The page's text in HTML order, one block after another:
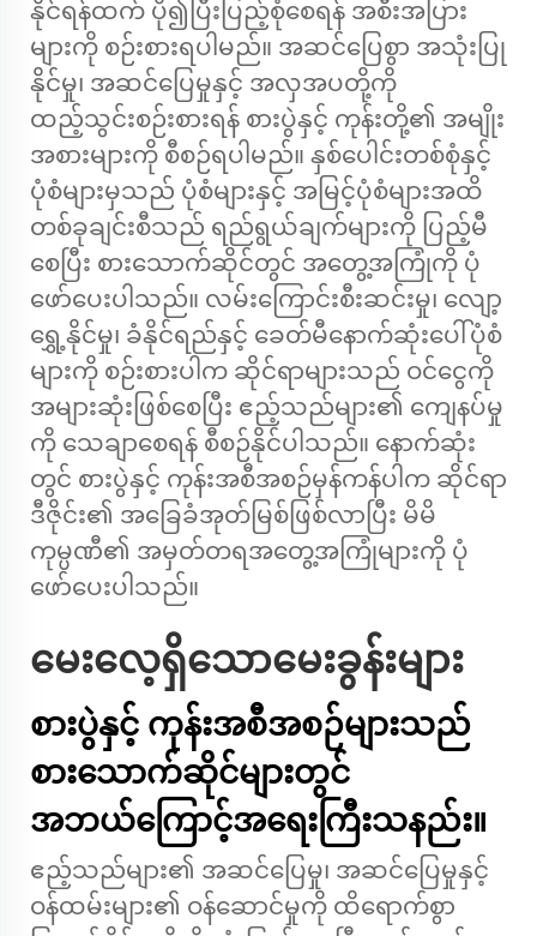
နိုင်ရန်ထက် ပို၍ပြီးပြည့်စုံစေရန် အစီးအပြား
များကို စဉ်းစားရပါမည်။ အဆင်ပြေစွာ အသုံးပြု
နိုင်မှု၊ အဆင်ပြေမှုနှင့် အလှအပတို့ကို
ထည့်သွင်းစဉ်းစားရန် စားပွဲနှင့် ကုန်းတို့၏ အမျိုး
အစားများကို စီစဉ်ရပါမည်။ နှစ်ပေါင်းတစ်စုံနှင့်
ပုံစံများမှသည် ပုံစံများနှင့် အမြင့်ပုံစံများအထိ
တစ်ခုချင်းစီသည် ရည်ရွယ်ချက်များကို ပြည့်မီ
စေပြီး စားသောက်ဆိုင်တွင် အတွေ့အကြုံကို ပုံ
ဖော်ပေးပါသည်။ လမ်းကြောင်းစီးဆင်းမှု၊ လျော့
ရွှေ့နိုင်မှု၊ ခံနိုင်ရည်နှင့် ခေတ်မီနောက်ဆုံးပေါ်ပုံစံ
များကို စဉ်းစားပါက ဆိုင်ရာများသည် ဝင်ငွေကို
အများဆုံးဖြစ်စေပြီး ဧည့်သည်များ၏ ကျေနပ်မှု
ကို သေချာစေရန် စီစဉ်နိုင်ပါသည်။ နောက်ဆုံး
တွင် စားပွဲနှင့် ကုန်းအစီအစဉ်မှန်ကန်ပါက ဆိုင်ရာ
ဒီဇိုင်း၏ အခြေခံအုတ်မြစ်ဖြစ်လာပြီး မိမိ
ကုမ္ပဏီ၏ အမှတ်တရအတွေ့အကြုံများကို ပုံ
ဖော်ပေးပါသည်။
မေးလေ့ရှိသောမေးခွန်းများ
စားပွဲနှင့် ကုန်းအစီအစဉ်များသည်
စားသောက်ဆိုင်များတွင်
အဘယ်ကြောင့်အရေးကြီးသနည်း။
ဧည့်သည်များ၏ အဆင်ပြေမှု၊ အဆင်ပြေမှုနှင့်
ဝန်ထမ်းများ၏ ဝန်ဆောင်မှုကို ထိရောက်စွာ